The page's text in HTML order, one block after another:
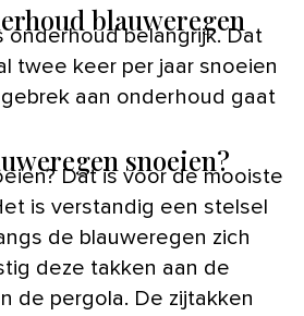
blauweregen
onderhoud belangrijk. Dat
twee keer per jaar snoeien
aan onderhoud gaat
snoeien?
Dat is voor de mooiste
is verstandig een stelsel
de blauweregen zich
deze takken aan de
de pergola. De zijtakken